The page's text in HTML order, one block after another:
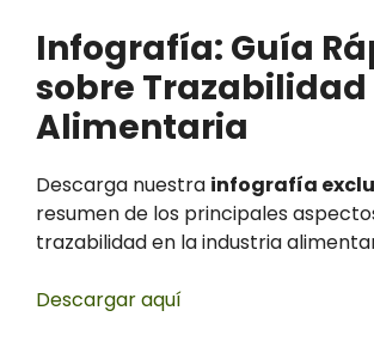
Infografía: Guía
sobre Trazabilidad
Alimentaria
Descarga nuestra infografía
resumen de los principales
trazabilidad en la industria
Descargar aquí